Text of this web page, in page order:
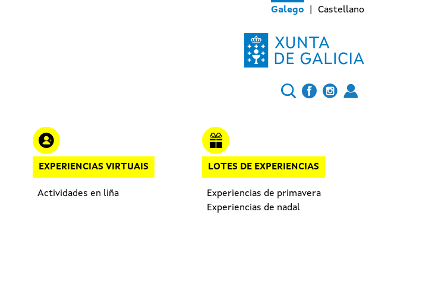
Galego Castellano
EXPERIENCIAS VIRTUAIS
Actividades en liña
LOTES DE EXPERIENCIAS
Experiencias de primavera
Experiencias de nadal